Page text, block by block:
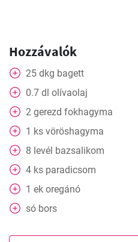
Hozzávalók
25 dkg bagett
0.7 dl olívaolaj
2 gerezd fokhagyma
1 ks vöröshagyma
8 levél bazsalikom
4 ks paradicsom
1 ek oregánó
só bors